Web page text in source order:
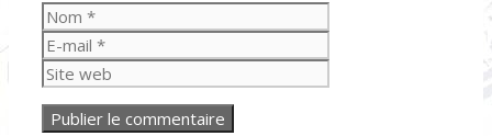
Nom
mail
web